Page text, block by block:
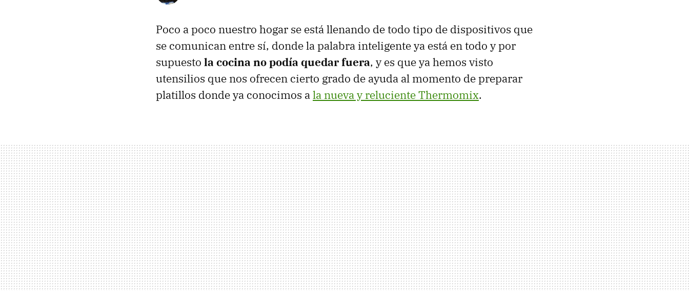
Poco a poco nuestro hogar se está llenando de todo tipo de dispositivos que
se comunican entre sí, donde la palabra inteligente ya está en todo y por
supuesto la cocina no podía quedar fuera, y es que ya hemos visto
utensilios que nos ofrecen cierto grado de ayuda al momento de preparar
platillos donde ya conocimos ala nueva y reluciente Thermomix.